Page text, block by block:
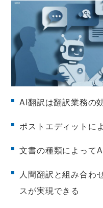
AI翻訳は翻訳業務の
ポストエディットに
文書の種類によって
人間翻訳と組み合わ
スが実現できる